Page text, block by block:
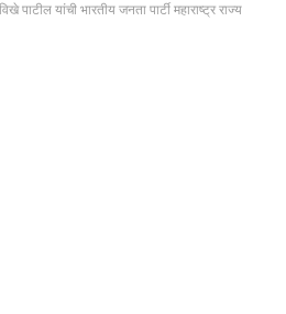
पाटील यांची भारतीय जनता पार्टी महाराष्ट्र राज्य